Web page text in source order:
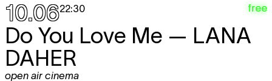
10.0622:30 free
Do You Love Me — LANA
DAHER
open air cinema